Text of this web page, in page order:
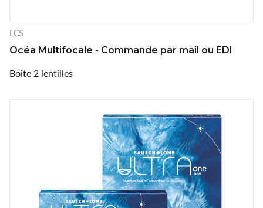
LCS
Océa Multifocale - Commande par mail ou EDI
Boîte 2 lentilles